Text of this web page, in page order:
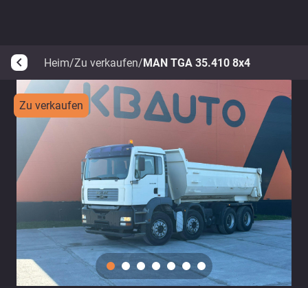
arrow_back_ios Heim/Zu verkaufen/MAN TGA 35.410 8x4
Zu verkaufen